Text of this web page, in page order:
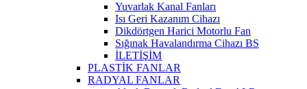
Yuvarlak Kanal Fanları
Isı Geri Kazanım Cihazı
Dikdörtgen Harici Motorlu Fan
Sığınak Havalandırma Cihazı BS
İLETİŞİM
PLASTİK FANLAR
RADYAL FANLAR